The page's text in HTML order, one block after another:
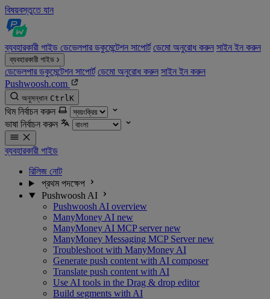
বিষয়বস্তুতে যান
ব্যবহারকারী গাইড ডেভেলপার ডকুমেন্টেশন সাপোর্ট ডেমো অনুরোধ করুন সাইন ইন করুন
ব্যবহারকারী গাইড
ডেভেলপার ডকুমেন্টেশন সাপোর্ট ডেমো অনুরোধ করুন সাইন ইন করুন
Pushwoosh.com
অনুসন্ধান CtrlK
থিম নির্বাচন করুন
ভাষা নির্বাচন করুন
ব্যবহারকারী গাইড
রিলিজ নোট
প্রথম পদক্ষেপ
Pushwoosh AI
Pushwoosh AI overview
ManyMoney AI new
ManyMoney AI MCP server new
ManyMoney Messaging MCP Server new
Troubleshoot with ManyMoney AI
Generate push content with AI composer
Translate push content with AI
Use AI tools in the Drag & drop editor
Build segments with AI